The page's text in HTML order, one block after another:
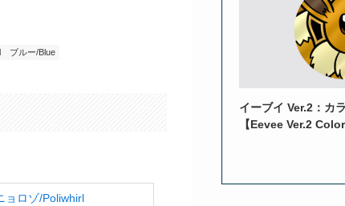
ブルー/Blue
ョロゾ/Poliwhirl
イーブイ Ver.2：カ
【Eevee Ver.2